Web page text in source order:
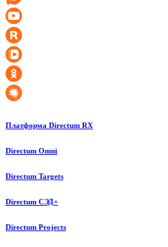
Платформа Directum RX
Directum Omni
Directum Targets
Directum СЭД+
Directum Projects